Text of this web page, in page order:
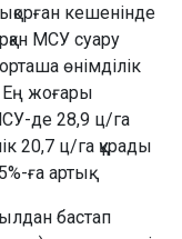
кешенінде
МСУ суару
өнімділік
Ең жоғары
де 28,9 ц/га
20,7 ц/га құрады
ға артық.
бастап